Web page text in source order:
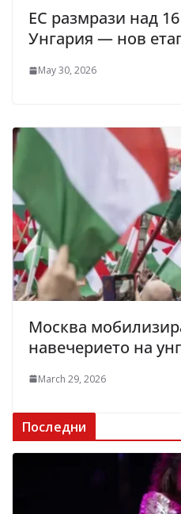
ЕС размрази над
Унгария — нов
May 30, 2026
Москва
навечерието на
March 29, 2026
Последни